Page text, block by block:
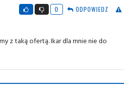
0 ODPOWIEDZ
z taką ofertą. Ikar dla mnie nie do